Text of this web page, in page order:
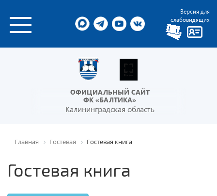
Версия для
слабовидящих
ОФИЦИАЛЬНЫЙ САЙТ
ФК «БАЛТИКА»
Калининградская область
Главная Гостевая Гостевая книга
Гостевая книга